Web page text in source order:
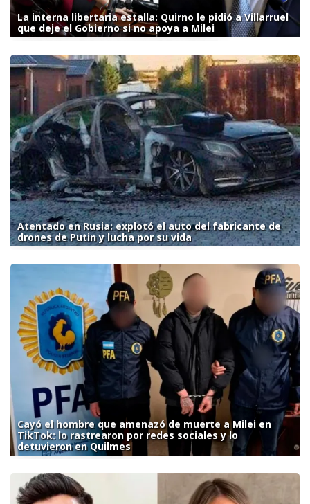
La interna libertaria estalla: Quirno le pidió a Villarruel
que deje el Gobierno si no apoya a Milei
Atentado en Rusia: explotó el auto del fabricante de
drones de Putin y lucha por su vida
Cayó el hombre que amenazó de muerte a Milei en
TikTok: lo rastrearon por redes sociales y lo
detuvieron en Quilmes